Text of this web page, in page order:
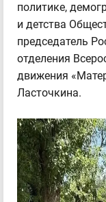
политике,
и детства
председатель
отделения
движения
Ласточкина.